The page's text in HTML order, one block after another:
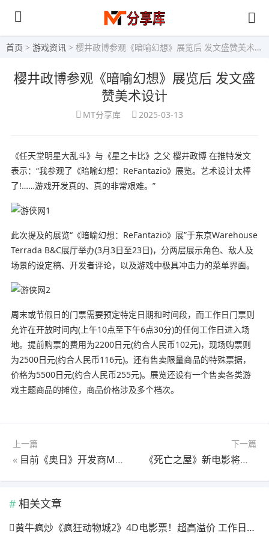
首页 > 游戏资讯 > 樱井政博参观《暗喻幻想》展览后 发文盛赞美术设计
樱井政博参观《暗喻幻想》展览后 发文盛
赞美术设计
MT分享库 2025-03-13
《任天堂明星大乱斗》与《星之卡比》之父 樱井政博 在推特发文
表示：“我参观了《暗喻幻想：ReFantazio》展览。艺术设计太棒
了!……游戏开发真的、真的非常艰难。”
此次提及的展览“《暗喻幻想：ReFantazio》展”于东京Warehouse
Terrada B&C展厅举办(3月3日至23日)，分两层展示角色、敌人及
场景的设定稿、开发者评论，以及游戏中极具冲击力的菜单界面。
周末或节假日的门票需要预定特定日期和时间段，而工作日门票则
允许在开放时间内(上午10点至下午6点30分)的任何工作日进入场
地。提前购票的费用为2200日元(约合人民币102元)，现场购票则
为2500日元(约合人民币116元)。还有售卖限量商品的特殊票据，
价格为5500日元(约合人民币255元)。展览还设有一个售卖各类游
戏主题商品的摊位，商品价格涉及多个档次。
上一篇
« 目前《奥日》开发商Moon Studios已宣布完全独立
下一篇
《死亡之屋》新电影将非常非常恐怖 观众要被吓尿
相关文章
黄牛疯炒《疯狂动物城2》4D电影票！超高溢价 工作日也满场